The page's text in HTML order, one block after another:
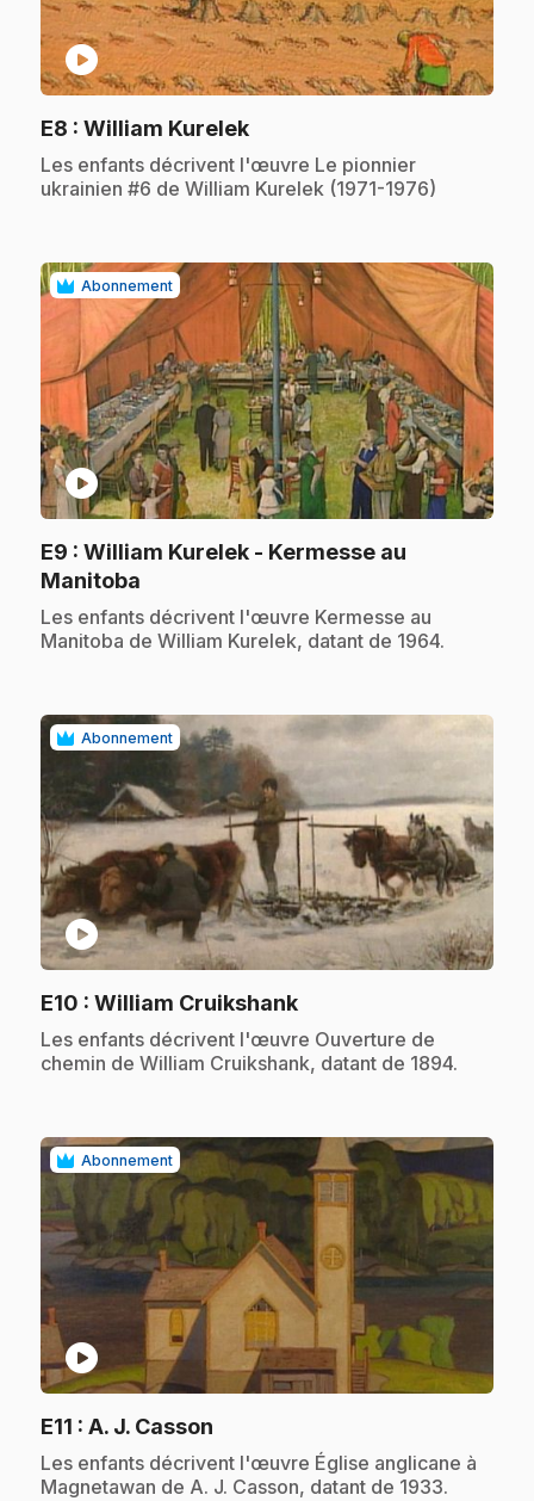
play_circle
E8 : William Kurelek.
.Les enfants décrivent l'œuvre Le pionnier
ukrainien #6 de William Kurelek (1971-1976)
Abonnement
play_circle
E9 : William Kurelek - Kermesse au
Manitoba
.Les enfants décrivent l'œuvre Kermesse au
Manitoba de William Kurelek, datant de 1964.
Abonnement
play_circle
E10 : William Cruikshank.
.Les enfants décrivent l'œuvre Ouverture de
chemin de William Cruikshank, datant de 1894.
Abonnement
play_circle
E11 : A. J. Casson
.Les enfants décrivent l'œuvre Église anglicane à
Magnetawan de A. J. Casson, datant de 1933.